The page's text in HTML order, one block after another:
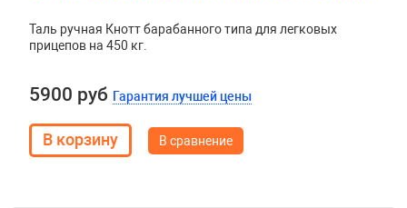
Таль ручная Кнотт барабанного типа для легковых
прицепов на 450 кг.
5900 руб Гарантия лучшей цены
В сравнение